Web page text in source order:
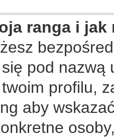
ranga i
pod
profilu,
aby